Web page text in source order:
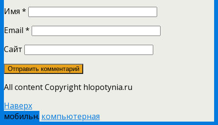
Имя *
Email *
Сайт
All content Copyright hlopotynia.ru
Наверх
мобильн. компьютерная